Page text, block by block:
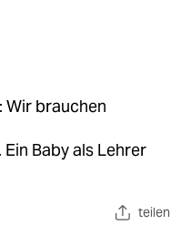
Wir brauchen
Baby als Lehrer
teilen